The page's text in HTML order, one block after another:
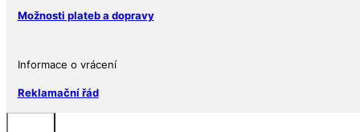
Možnosti plateb a dopravy
Informace o vrácení
Reklamační řád